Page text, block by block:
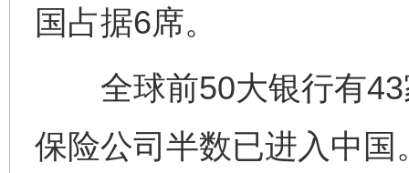
国占据6席。
全球前50大银行有43
保险公司半数已进入中国